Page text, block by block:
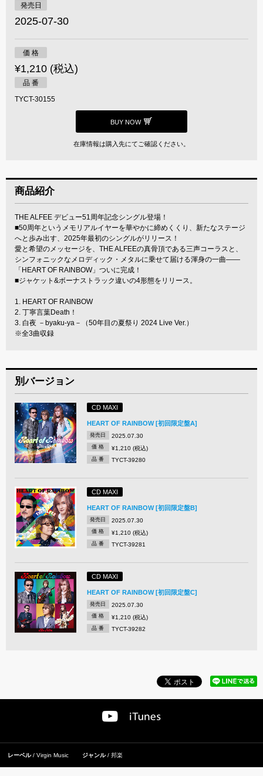
発売日
2025-07-30
価 格
¥1,210 (税込)
品 番
TYCT-30155
BUY NOW
在庫情報は購入先にてご確認ください。
商品紹介
THE ALFEE デビュー51周年記念シングル登場！
■50周年というメモリアルイヤーを華やかに締めくくり、新たなステージ
へと歩み出す、2025年最初のシングルがリリース！
愛と希望のメッセージを、THE ALFEEの真骨頂である三声コーラスと、
シンフォニックなメロディック・メタルに乗せて届ける渾身の一曲――
「HEART OF RAINBOW」ついに完成！
■ジャケット&ボーナストラック違いの4形態をリリース。
1. HEART OF RAINBOW
2. 丁寧言葉Death！
3. 白夜 －byaku-ya－（50年目の夏祭り 2024 Live Ver.）
※全3曲収録
別バージョン
CD MAXI
HEART OF RAINBOW [初回限定盤A]
発売日 2025.07.30
価 格 ¥1,210 (税込)
品 番 TYCT-39280
CD MAXI
HEART OF RAINBOW [初回限定盤B]
発売日 2025.07.30
価 格 ¥1,210 (税込)
品 番 TYCT-39281
CD MAXI
HEART OF RAINBOW [初回限定盤C]
発売日 2025.07.30
価 格 ¥1,210 (税込)
品 番 TYCT-39282
レーベル Virgin Music ジャンル 邦楽